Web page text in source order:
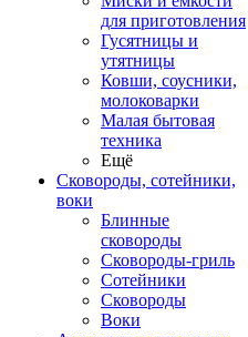
для приготовления
Гусятницы и
утятницы
Ковши, соусники,
молоковарки
Малая бытовая
техника
Ещё
Сковороды, сотейники,
воки
Блинные
сковороды
Сковороды-гриль
Сотейники
Сковороды
Воки